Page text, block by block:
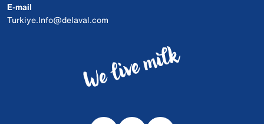
E-mail
Turkiye.Info@delaval.com